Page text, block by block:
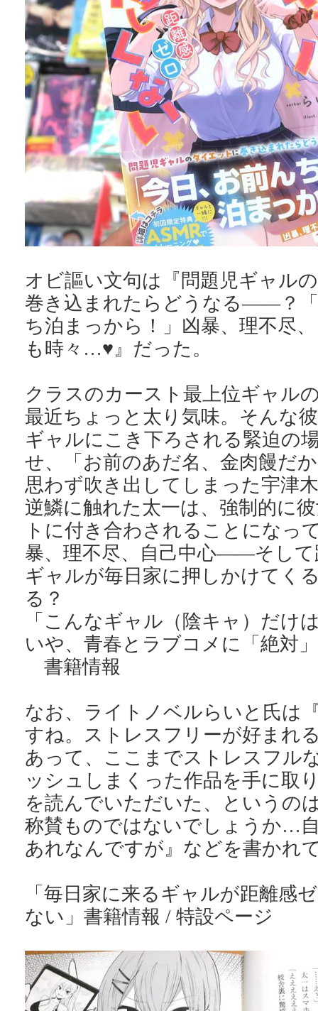
オビ謳い文句は『問題児ギャル
巻き込まれたらどうなる――？
ち泊まっから！」凶暴、理不尽
も時々…♥』だった。
クラスのカースト最上位ギャル
最近ちょっと太り気味。そんな
ギャルにこき下ろされる緊迫の
せ、「お前のあだ名、金肉饅だ
思わず吹き出してしまった宇津
逆鱗に触れた太一は、強制的に
トに付き合わされることになっ
暴、理不尽、自己中心――そして
ギャルが毎日家に押しかけてく
る？
「こんなギャル（陰キャ）だけ
いや、青春とラブコメに「絶対
書籍情報
なお、ライトノベルらいと氏は
すね。ストレスフリーが好まれ
あって、ここまでストレスフル
ッシュしまくった作品を手に取
を読んでいただいた、というの
称賛ものではないでしょうか…
あれなんですが』などを書かれ
「毎日家に来るギャルが距離感
ない」書籍情報 / 特設ページ